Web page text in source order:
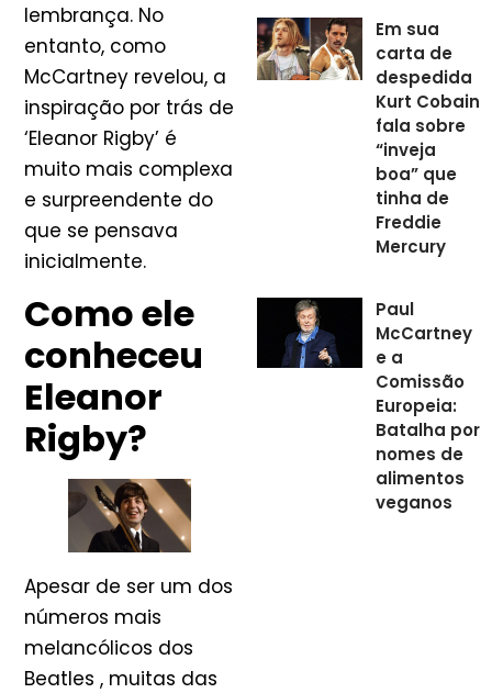
lembrança. No
entanto, como
McCartney revelou, a
inspiração por trás de
‘Eleanor Rigby’ é
muito mais complexa
e surpreendente do
que se pensava
inicialmente.
Como ele
conheceu
Eleanor
Rigby?
Apesar de ser um dos
números mais
melancólicos dos
Beatles , muitas das
Em sua
carta de
despedida
Kurt Cobain
fala sobre
“inveja
boa” que
tinha de
Freddie
Mercury
Paul
McCartney
e a
Comissão
Europeia:
Batalha por
nomes de
alimentos
veganos